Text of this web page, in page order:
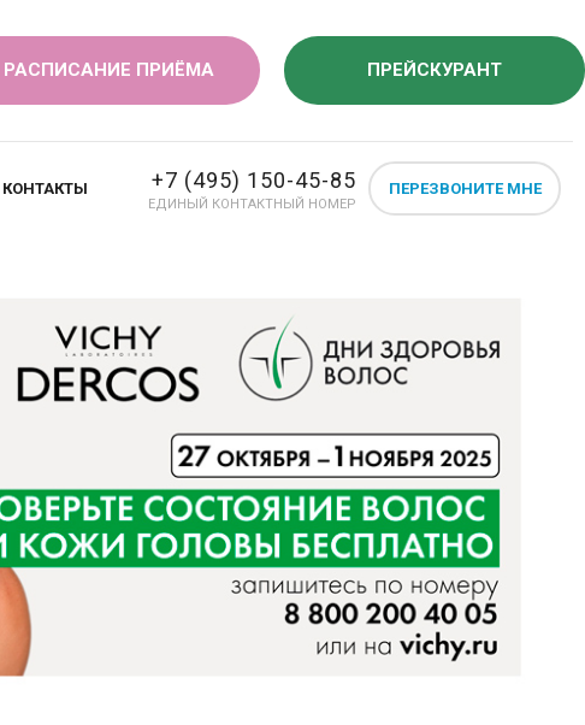
РАСПИСАНИЕ ПРИЁМА ПРЕЙСКУРАНТ
КОНТАКТЫ +7 (495) 150-45-85
ЕДИНЫЙ КОНТАКТНЫЙ НОМЕР
ПЕРЕЗВОНИТЕ МНЕ